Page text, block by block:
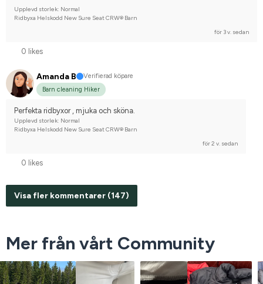
Upplevd storlek: Normal
Ridbyxa Helskodd New Sure Seat CRW® Barn
för 3 v. sedan
0 likes
Amanda B
Verifierad köpare
Barn cleaning Hiker
Perfekta ridbyxor , mjuka och sköna.
Upplevd storlek: Normal
Ridbyxa Helskodd New Sure Seat CRW® Barn
för 2 v. sedan
0 likes
Visa fler kommentarer (147)
Mer från vårt Community